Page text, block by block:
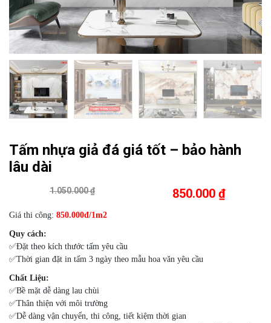
Tấm nhựa giả đá giá tốt – bảo hành
lâu dài
1.050.000 ₫ 850.000 ₫
Giá thi công: 850.000đ/1m2
Quy cách:
✅Đặt theo kích thước tấm yêu cầu
✅Thời gian đặt in tấm 3 ngày theo mẫu hoa văn yêu cầu
Chất Liệu:
✅Bề mặt dễ dàng lau chùi
✅Thân thiện với môi trường
✅Dễ dàng vận chuyển, thi công, tiết kiệm thời gian